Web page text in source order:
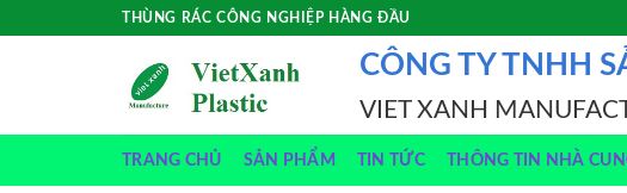
THÙNG RÁC CÔNG NGHIỆP HÀNG ĐẦU
CÔNG TY TNHH
VIET XANH
TRANG CHỦ SẢN PHẨM TIN TỨC THÔNG TIN NHÀ